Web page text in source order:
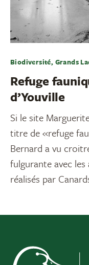
Biodiversité, Grands
Refuge
d’Youville
Si le site
titre de «refuge
Bernard a vu
fulgurante avec
réalisés par